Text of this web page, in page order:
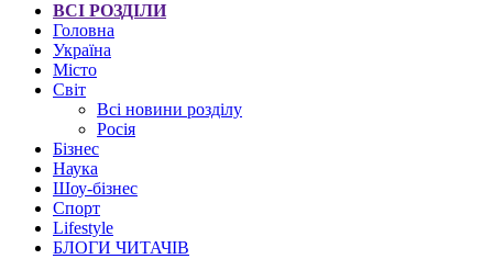
ВСІ РОЗДІЛИ
Головна
Україна
Місто
Світ
Всі новини розділу
Росія
Бізнес
Наука
Шоу-бізнес
Спорт
Lifestyle
БЛОГИ ЧИТАЧІВ